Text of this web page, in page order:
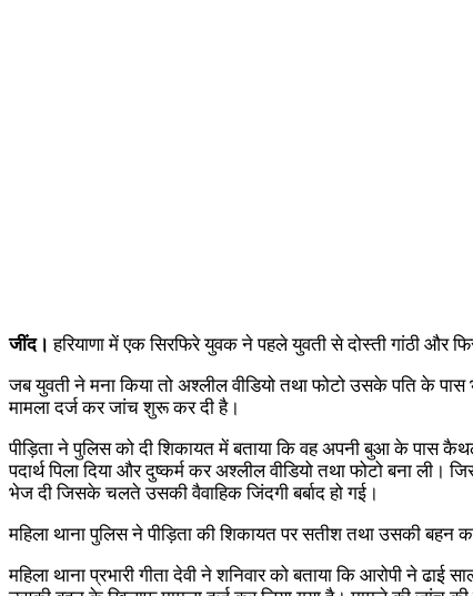
जींद। हरियाणा में एक सिरफिरे युवक ने पहले युवती से दोस्ती गांठी और
जब युवती ने मना किया तो अश्लील वीडियो तथा फोटो उसके पति के
मामला दर्ज कर जांच शुरू कर दी है।
पीड़िता ने पुलिस को दी शिकायत में बताया कि वह अपनी बुआ के पास
पदार्थ पिला दिया और दुष्कर्म कर अश्लील वीडियो तथा फोटो बना
भेज दी जिसके चलते उसकी वैवाहिक जिंदगी बर्बाद हो गई।
महिला थाना पुलिस ने पीड़िता की शिकायत पर सतीश तथा उसकी
महिला थाना प्रभारी गीता देवी ने शनिवार को बताया कि आरोपी ने